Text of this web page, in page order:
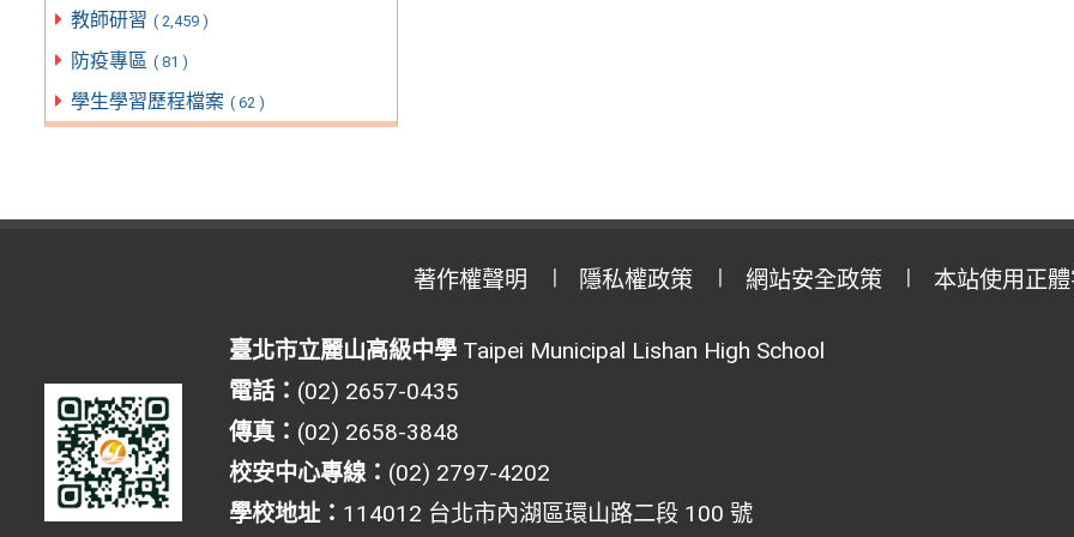
教師研習 ( 2,459 )
防疫專區 ( 81 )
學生學習歷程檔案 ( 62 )
著作權聲明 隱私權政策 網站安全政策 本站使用正
臺北市立麗山高級中學Taipei Municipal Lishan High School
電話： (02) 2657-0435
傳真： (02) 2658-3848
校安中心專線： (02) 2797-4202
學校地址： 114012 台北市內湖區環山路二段 100 號